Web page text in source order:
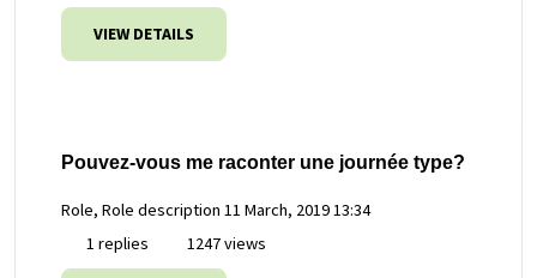
VIEW DETAILS
Pouvez-vous me raconter une journée type?
Role, Role description 11 March, 2019 13:34
1 replies
1247 views